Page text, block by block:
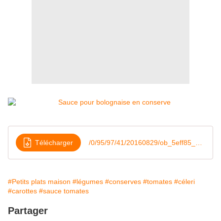
Télécharger
#Petits plats maison #légumes #conserves #tomates #céleri
#carottes #sauce tomates
Partager